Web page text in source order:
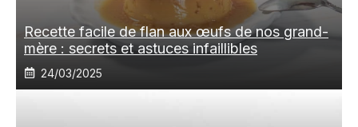
Recette facile de flan aux œufs de nos grand-
mère : secrets et astuces infaillibles
24/03/2025